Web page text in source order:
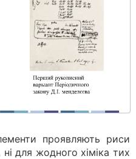
проявляють риси
для жодного хіміка тих